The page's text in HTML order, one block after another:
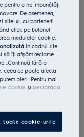
Long
pentru a ne îmbunătăţi
De asemenea,
site-ul, cu partenerii
click pe butonul
modulelor cookie,
în cadrul site-
să îţi afișăm reclame
„Continuă fără a
ceea ce poate afecta
oferi. Pentru mai
cookie și Declaraţia
toate cookie-urile